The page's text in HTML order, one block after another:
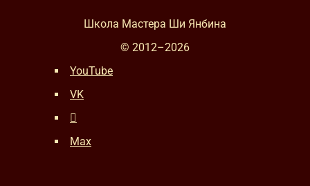
Школа Мастера Ши Янбина
© 2012–2026
YouTube
VK
Max